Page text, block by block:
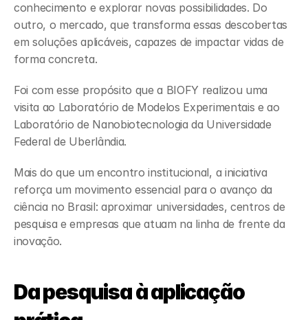
conhecimento e explorar novas possibilidades. Do
outro, o mercado, que transforma essas descobertas
em soluções aplicáveis, capazes de impactar vidas de
forma concreta.
Foi com esse propósito que a BIOFY realizou uma
visita ao Laboratório de Modelos Experimentais e ao
Laboratório de Nanobiotecnologia da Universidade
Federal de Uberlândia.
Mais do que um encontro institucional, a iniciativa
reforça um movimento essencial para o avanço da
ciência no Brasil: aproximar universidades, centros de
pesquisa e empresas que atuam na linha de frente da
inovação.
Da pesquisa à aplicação